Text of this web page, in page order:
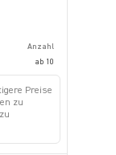
Anzahl
ab 10
Preise
zu